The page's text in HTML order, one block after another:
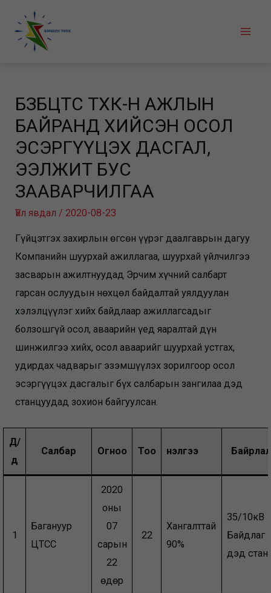
content
БЗӨБЦТС ТӨХК-Н АЖЛЫН
БАЙРАНД ХИЙСЭН ОСОЛ
ЭСЭРГҮҮЦЭХ ДАСГАЛ,
ЭЭЛЖИТ БУС
ЗААВАРЧИЛГАА
Үйл явдал /2020-08-23
Гүйцэтгэх захирлын өгсөн үүрэг даалгаврын дагуу
Компанийн шуурхай ажиллагаа, шуурхай үйлчилгээ
засварын ажилтнуудад Эрчим хүчний салбарт
гарсан ослуудын нөхцөл байдалтай уялдуулан
хэлэлцүүлэг хийх байдлаар ажиллагсадыг
болзошгүй осол, аваарийн үед яаралтай дүн
шинжилгээ хийх, осол аваарийг шуурхай устгах,
удирдах чадварыг эзэмшүүлэх зорилгоор осол
эсэргүүцэх дасгалыг бүх салбарын зангилаа дэд
станцуудад зохион байгуулсан.
Д/
д
Салбар Огноо Тоо Үнэлгээ Байрлал
1
Багануур
ЦТСС
2020
оны
07
сарын
22
өдөр
22
Хангалттай
90%
35/10кВ
Байдлаг
дэд